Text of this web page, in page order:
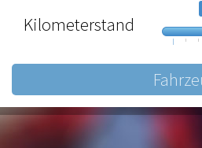
Kilometerstand